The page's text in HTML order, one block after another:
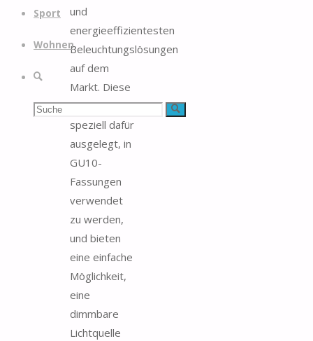
Sport
Wohnen
Suche
Suchen Suche
und
energieeffizientesten
Beleuchtungslösungen
auf dem
Markt. Diese
Lampen sind
speziell dafür
ausgelegt, in
GU10-
Fassungen
verwendet
zu werden,
und bieten
eine einfache
Möglichkeit,
eine
dimmbare
Lichtquelle